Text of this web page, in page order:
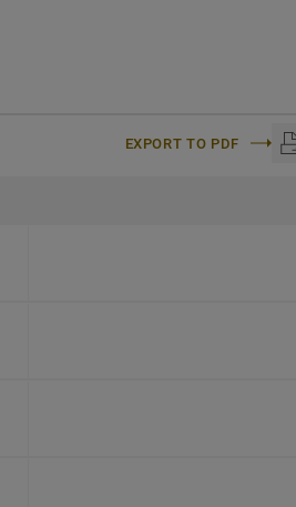
EXPORT TO PDF